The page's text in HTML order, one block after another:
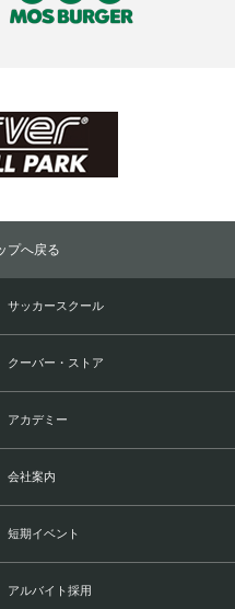
プへ戻る
サッカースクール
クーバー・ストア
アカデミー
会社案内
短期イベント
アルバイト採用